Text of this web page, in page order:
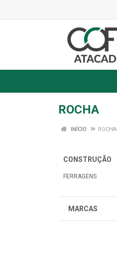
ROCHA
INÍCIO ROCHA
CONSTRUÇÃO
FERRAGENS
MARCAS